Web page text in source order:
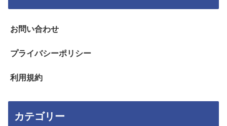
お問い合わせ
プライバシーポリシー
利用規約
カテゴリー